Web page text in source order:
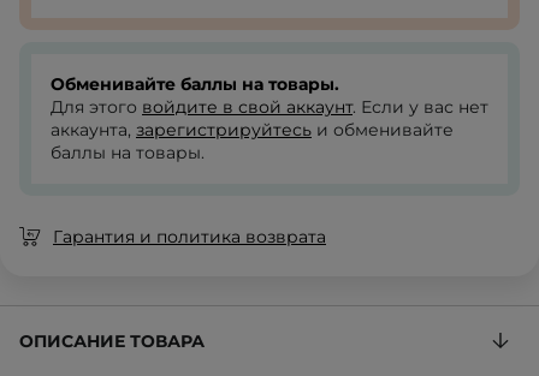
Обменивайте баллы на товары.
Для этого войдите в свой аккаунт. Если у вас нет
аккаунта, зарегистрируйтесь и обменивайте
баллы на товары.
Гарантия и политика возврата
ОПИСАНИЕ ТОВАРА